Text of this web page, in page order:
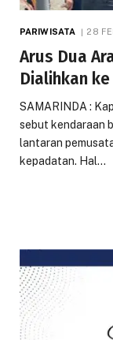
PARIWISATA 28
Arus Dua
Dialihkan
SAMARINDA :
sebut kendaraan
lantaran
kepadatan. Hal…